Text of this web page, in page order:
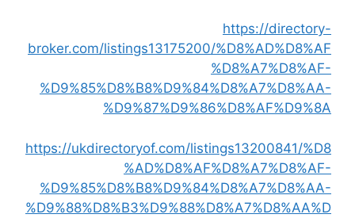
https://directory-
broker.com/listings13175200/%D8%AD%D8%AF
%D8%A7%D8%AF-
%D9%85%D8%B8%D9%84%D8%A7%D8%AA-
%D9%87%D9%86%D8%AF%D9%8A
https://ukdirectoryof.com/listings13200841/%D8
%AD%D8%AF%D8%A7%D8%AF-
%D9%85%D8%B8%D9%84%D8%A7%D8%AA-
%D9%88%D8%B3%D9%88%D8%A7%D8%AA%D